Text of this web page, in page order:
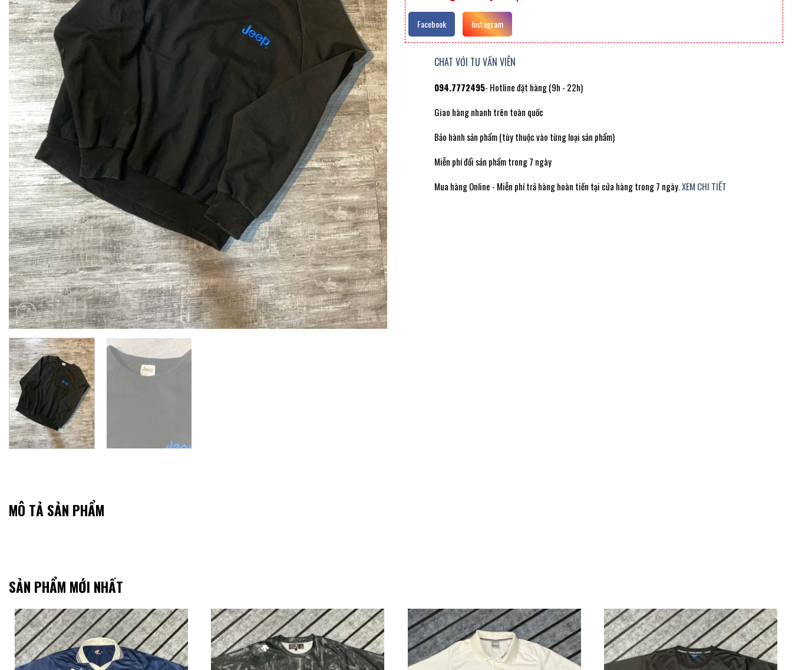
Facebook Instagram
CHAT VỚI TƯ VẤN VIÊN
094.7772495- Hotline đặt hàng (9h - 22h)
Giao hàng nhanh trên toàn quốc
Bảo hành sản phẩm (tùy thuộc vào từng loại sản phẩm)
Miễn phí đổi sản phẩm trong 7 ngày
Mua hàng Online - Miễn phí trả hàng hoàn tiền tại cửa hàng trong 7 ngày.XEM CHI TIẾT
MÔ TẢ SẢN PHẨM
SẢN PHẨM MỚI NHẤT